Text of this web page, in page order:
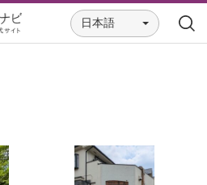
日本語